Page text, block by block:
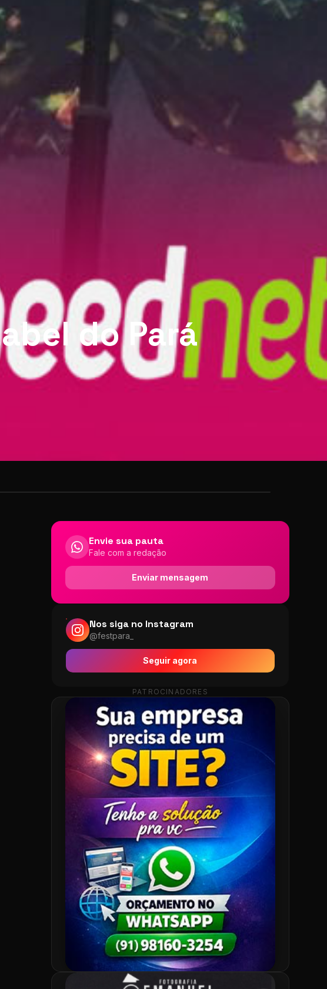
do Pará
Envie sua pauta
Fale com a redação
Enviar mensagem
Nos siga no Instagram
@festpara_
Seguir agora
PATROCINADORES